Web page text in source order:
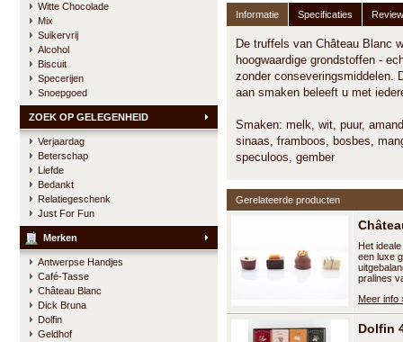
Witte Chocolade
Mix
Suikervrij
Alcohol
Biscuit
Specerijen
Snoepgoed
ZOEK OP GELEGENHEID
Verjaardag
Beterschap
Liefde
Bedankt
Relatiegeschenk
Just For Fun
Merken
Antwerpse Handjes
Café-Tasse
Château Blanc
Dick Bruna
Dolfin
Geldhof
Informatie Specificaties
De truffels van Château Blanc
hoogwaardige grondstoffen -
zonder conseveringsmiddelen.
aan smaken beleeft u met
Smaken: melk, wit, puur,
sinaas, framboos, bosbes,
speculoos, gember
Gerelateerde producten
Het
een luxe
pralines
Meer info
Dolfin